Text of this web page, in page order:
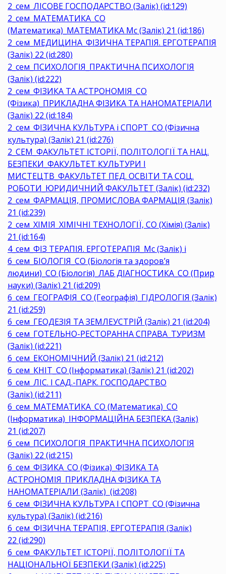
2_сем_ЛІСОВЕ ГОСПОДАРСТВО (Залік) (id:129)
2_сем_МАТЕМАТИКА_СО
(Математика)_МАТЕМАТИКА Мс (Залік) 21 (id:186)
2_сем_МЕДИЦИНА_ФІЗИЧНА ТЕРАПІЯ. ЕРГОТЕРАПІЯ
(Залік) 22 (id:280)
2_сем_ПСИХОЛОГІЯ_ПРАКТИЧНА ПСИХОЛОГІЯ
(Залік) (id:222)
2_сем_ФІЗИКА ТА АСТРОНОМІЯ_СО
(Фізика)_ПРИКЛАДНА ФІЗИКА ТА НАНОМАТЕРІАЛИ
(Залік) 22 (id:184)
2_сем_ФІЗИЧНА КУЛЬТУРА і СПОРТ_СО (Фізична
культура) (Залік) 21 (id:276)
2_СЕМ_ФАКУЛЬТЕТ ІСТОРІЇ, ПОЛІТОЛОГІЇ ТА НАЦ.
БЕЗПЕКИ_ФАКУЛЬТЕТ КУЛЬТУРИ І
МИСТЕЦТВ_ФАКУЛЬТЕТ ПЕД. ОСВІТИ ТА СОЦ.
РОБОТИ_ЮРИДИЧНИЙ ФАКУЛЬТЕТ (Залік) (id:232)
2_сем_ФАРМАЦІЯ, ПРОМИСЛОВА ФАРМАЦІЯ (Залік)
21 (id:239)
2_сем_ХІМІЯ_ХІМІЧНІ ТЕХНОЛОГІЇ, СО (Хімія) (Залік)
21 (id:164)
4_сем_ФІЗ ТЕРАПІЯ. ЕРГОТЕРАПІЯ_Мс (Залік) і
6_сем_БІОЛОГІЯ_СО (Біологія та здоров’я
людини)_СО (Біологія)_ЛАБ ДІАГНОСТИКА_СО (Прир
науки) (Залік) 21 (id:209)
6_сем_ГЕОГРАФІЯ_СО (Географія)_ГІДРОЛОГІЯ (Залік)
21 (id:259)
6_сем_ГЕОДЕЗІЯ ТА ЗЕМЛЕУСТРІЙ (Залік) 21 (id:204)
6_сем_ГОТЕЛЬНО-РЕСТОРАННА СПРАВА_ТУРИЗМ
(Залік) (id:221)
6_сем_ЕКОНОМІЧНИЙ (Залік) 21 (id:212)
6_сем_КНІТ_СО (Інформатика) (Залік) 21 (id:202)
6_сем_ЛІС. І САД.-ПАРК. ГОСПОДАРСТВО
(Залік) (id:211)
6_сем_МАТЕМАТИКА_CО (Математика)_СО
(Інформатика)_ІНФОРМАЦІЙНА БЕЗПЕКА (Залік)
21 (id:207)
6_сем_ПСИХОЛОГІЯ_ПРАКТИЧНА ПСИХОЛОГІЯ
(Залік) 22 (id:215)
6_сем_ФІЗИКА_СО (Фізика)_ФІЗИКА ТА
АСТРОНОМІЯ_ПРИКЛАДНА ФІЗИКА ТА
НАНОМАТЕРІАЛИ (Залік) (id:208)
6_сем_ФІЗИЧНА КУЛЬТУРА І СПОРТ_СО (Фізична
культура) (Залік) (id:216)
6_сем_ФІЗИЧНА ТЕРАПІЯ, ЕРГОТЕРАПІЯ (Залік)
22 (id:290)
6_сем_ФАКУЛЬТЕТ ІСТОРІЇ, ПОЛІТОЛОГІЇ ТА
НАЦІОНАЛЬНОЇ БЕЗПЕКИ (Залік) (id:225)